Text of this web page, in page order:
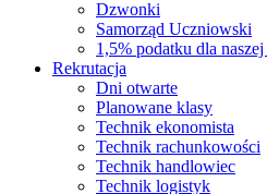
Dzwonki
Samorząd Uczniowski
1,5% podatku dla naszej
Rekrutacja
Dni otwarte
Planowane klasy
Technik ekonomista
Technik rachunkowości
Technik handlowiec
Technik logistyk